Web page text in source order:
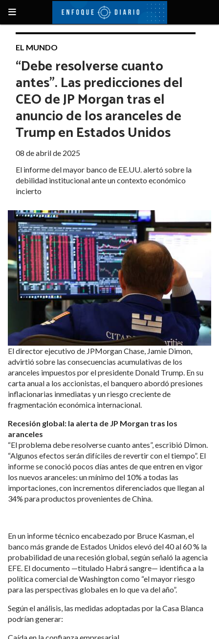
“Debe resolverse cuanto
antes”. Las predicciones del
CEO de JP Morgan tras el
anuncio de los aranceles de
Trump en Estados Unidos
El informe del mayor banco de EE.UU. alertó sobre la
debilidad institucional ante un contexto económico
incierto
EL MUNDO
08 de abril de 2025
El director ejecutivo de JPMorgan Chase, Jamie Dimon,
advirtió sobre las consecuencias acumulativas de los
aranceles impuestos por el presidente Donald Trump. En su
carta anual a los accionistas, el banquero abordó presiones
inflacionarias inmediatas y un riesgo creciente de
fragmentación económica internacional.
Recesión global: la alerta de JP Morgan tras los
aranceles
“El problema debe resolverse cuanto antes”, escribió Dimon.
“Algunos efectos serán difíciles de revertir con el tiempo”. El
informe se conoció pocos días antes de que entren en vigor
los nuevos aranceles: un mínimo del 10% a todas las
importaciones, con incrementos diferenciados que llegan al
34% para productos provenientes de China.
En un informe técnico encabezado por Bruce Kasman, el
banco más grande de Estados Unidos elevó del 40 al 60 % la
probabilidad de una recesión global, según señaló la agencia
EFE. El documento —titulado Habrá sangre— identifica a la
política comercial de Washington como “el mayor riesgo
para las perspectivas globales en lo que va del año”.
Según el análisis, las medidas adoptadas por la Casa Blanca
podrían generar: